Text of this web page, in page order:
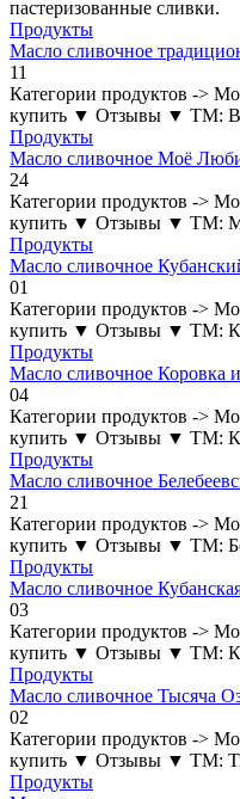
пастеризованные сливки.
Продукты
Масло сливочное
11
Категории продуктов ->
купить ▼ Отзывы ▼ ТМ:
Продукты
Масло сливочное Моё
24
Категории продуктов ->
купить ▼ Отзывы ▼ ТМ:
Продукты
Масло сливочное
01
Категории продуктов ->
купить ▼ Отзывы ▼ ТМ:
Продукты
Масло сливочное Коровка
04
Категории продуктов ->
купить ▼ Отзывы ▼ ТМ:
Продукты
Масло сливочное
21
Категории продуктов ->
купить ▼ Отзывы ▼ ТМ:
Продукты
Масло сливочное
03
Категории продуктов ->
купить ▼ Отзывы ▼ ТМ:
Продукты
Масло сливочное Тысяча
02
Категории продуктов ->
купить ▼ Отзывы ▼ ТМ:
Продукты